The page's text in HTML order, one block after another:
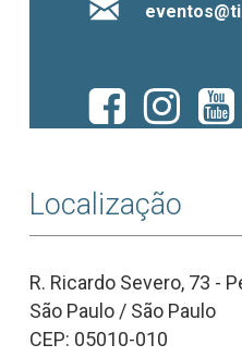
Localização
R. Ricardo Severo, 73 -
São Paulo / São Paulo
CEP: 05010-010